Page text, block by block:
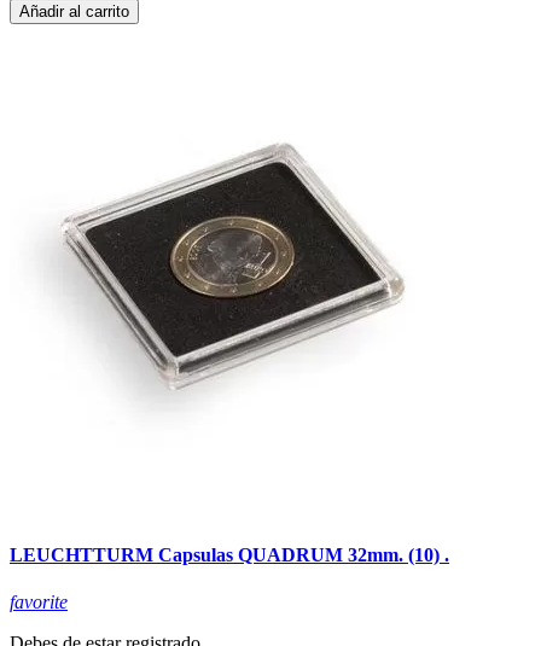
Añadir al carrito
LEUCHTTURM Capsulas QUADRUM 32mm. (10) .
favorite